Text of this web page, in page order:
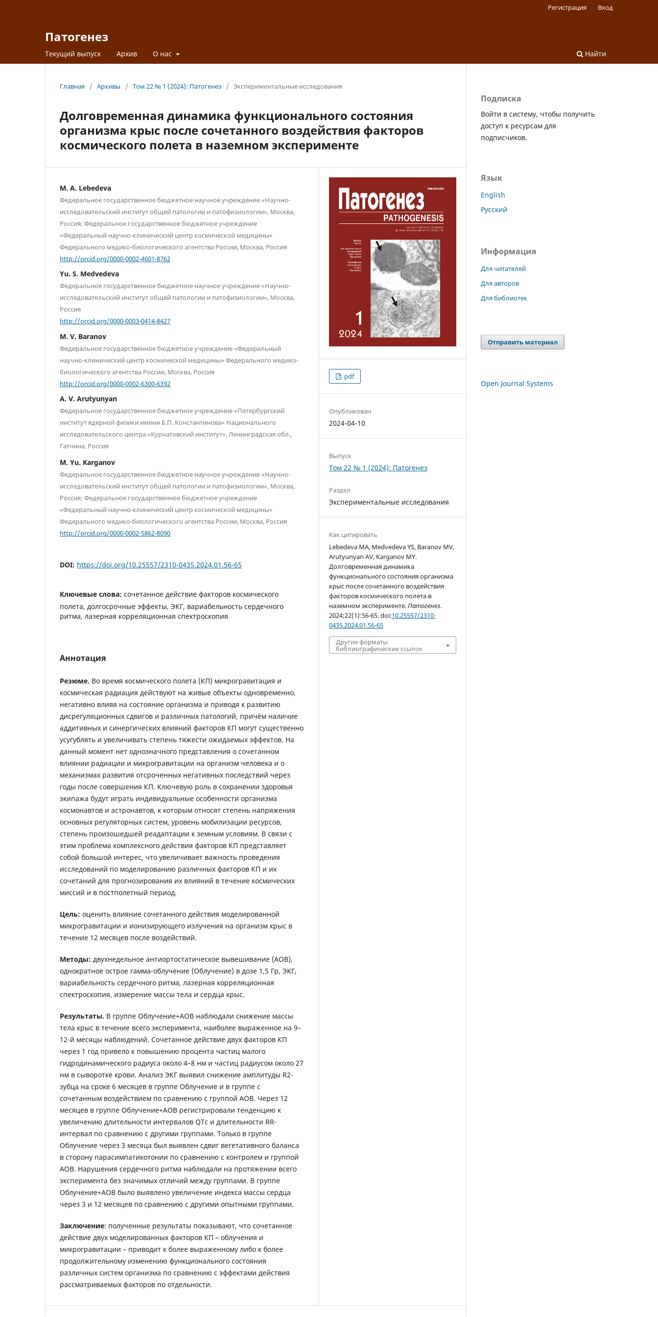
Патогенез
Текущий выпуск Архив О нас Найти
Регистрация Вход
Главная / Архивы / Том 22 № 1 (2024): Патогенез / Экспериментальные исследования
Долговременная динамика функционального состояния
организма крыс после сочетанного воздействия факторов
космического полета в наземном эксперименте
M. A. Lebedeva
Федеральное государственное бюджетное научное учреждение «Научно-
исследовательский институт общей патологии и патофизиологии», Москва,
Россия; Федеральное государственное бюджетное учреждение
«Федеральный научно-клинический центр космической медицины»
Федерального медико-биологического агентства России, Москва, Россия
http://orcid.org/0000-0002-4601-8762
Yu. S. Medvedeva
Федеральное государственное бюджетное научное учреждение «Научно-
исследовательский институт общей патологии и патофизиологии», Москва,
Россия
http://orcid.org/0000-0003-0414-8427
M. V. Baranov
Федеральное государственное бюджетное учреждение «Федеральный
научно-клинический центр космической медицины» Федерального медико-
биологического агентства России, Москва, Россия
http://orcid.org/0000-0002-6300-6392
A. V. Arutyunyan
Федеральное государственное бюджетное учреждение «Петербургский
институт ядерной физики имени Б.П. Константинова» Национального
исследовательского центра «Курчатовский институт», Ленинградская обл.,
Гатчина, Россия
M. Yu. Karganov
Федеральное государственное бюджетное научное учреждение «Научно-
исследовательский институт общей патологии и патофизиологии», Москва,
Россия; Федеральное государственное бюджетное учреждение
«Федеральный научно-клинический центр космической медицины»
Федерального медико-биологического агентства России, Москва, Россия
http://orcid.org/0000-0002-5862-8090
DOI: https://doi.org/10.25557/2310-0435.2024.01.56-65
Ключевые слова: сочетанное действие факторов космического
полета, долгосрочные эффекты, ЭКГ, вариабельность сердечного
ритма, лазерная корреляционная спектроскопия
Аннотация
Резюме. Во время космического полета (КП) микрогравитация и
космическая радиация действуют на живые объекты одновременно,
негативно влияя на состояние организма и приводя к развитию
дисрегуляционных сдвигов и различных патологий, причём наличие
аддитивных и синергических влияний факторов КП могут существенно
усугублять и увеличивать степень тяжести ожидаемых эффектов. На
данный момент нет однозначного представления о сочетанном
влиянии радиации и микрогравитации на организм человека и о
механизмах развития отсроченных негативных последствий через
годы после совершения КП. Ключевую роль в сохранении здоровья
экипажа будут играть индивидуальные особенности организма
космонавтов и астронавтов, к которым относят степень напряжения
основных регуляторных систем, уровень мобилизации ресурсов,
степень произошедшей реадаптации к земным условиям. В связи с
этим проблема комплексного действия факторов КП представляет
собой большой интерес, что увеличивает важность проведения
исследований по моделированию различных факторов КП и их
сочетаний для прогнозирования их влияний в течение космических
миссий и в постполетный период.
Цель: оценить влияние сочетанного действия моделированной
микрогравитации и ионизирующего излучения на организм крыс в
течение 12 месяцев после воздействий.
Методы: двухнедельное антиортостатическое вывешивание (АОВ),
однократное острое гамма-облучение (Облучение) в дозе 1,5 Гр, ЭКГ,
вариабельность сердечного ритма, лазерная корреляционная
спектроскопия, измерение массы тела и сердца крыс.
Результаты. В группе Облучение+АОВ наблюдали снижение массы
тела крыс в течение всего эксперимента, наиболее выраженное на 9–
12-й месяцы наблюдений. Сочетанное действие двух факторов КП
через 1 год привело к повышению процента частиц малого
гидродинамического радиуса около 4–8 нм и частиц радиусом около 27
нм в сыворотке крови. Анализ ЭКГ выявил снижение амплитуды R2-
зубца на сроке 6 месяцев в группе Облучение и в группе с
сочетанным воздействием по сравнению с группой АОВ. Через 12
месяцев в группе Облучение+АОВ регистрировали тенденцию к
увеличению длительности интервалов QTc и длительности RR-
интервал по сравнению с другими группами. Только в группе
Облучение через 3 месяца был выявлен сдвиг вегетативного баланса
в сторону парасимпатикотонии по сравнению с контролем и группой
АОВ. Нарушения сердечного ритма наблюдали на протяжении всего
эксперимента без значимых отличий между группами. В группе
Облучение+АОВ было выявлено увеличение индекса массы сердца
через 3 и 12 месяцев по сравнению с другими опытными группами.
Заключение: полученные результаты показывают, что сочетанное
действие двух моделированных факторов КП – облучения и
микрогравитации – приводит к более выраженному либо к более
продолжительному изменению функционального состояния
различных систем организма по сравнению с эффектами действия
рассматриваемых факторов по отдельности.
pdf
Опубликован
2024-04-10
Выпуск
Том 22 № 1 (2024): Патогенез
Раздел
Экспериментальные исследования
Как цитировать
Lebedeva MA, Medvedeva YS, Baranov MV,
Arutyunyan AV, Karganov MY.
Долговременная динамика
функционального состояния организма
крыс после сочетанного воздействия
факторов космического полета в
наземном эксперименте.Патогенез.
2024;22(1):56-65. doi:10.25557/2310-
0435.2024.01.56-65
Другие форматы
библиографических ссылок
Подписка
Войти в систему, чтобы получить
доступ к ресурсам для
подписчиков.
Язык
English
Русский
Информация
Для читателей
Для авторов
Для библиотек
Отправить материал
Open Journal Systems